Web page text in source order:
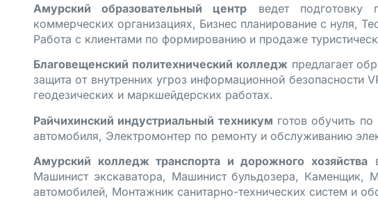
Амурский образовательный центр ведет подготовку
коммерческих организациях, Бизнес планирование с нуля,
Работа с клиентами по формированию и продаже
Благовещенский политехнический колледжпредлагает
защита от внутренних угроз информационной безопасности
геодезических и маркшейдерских работах.
Райчихинский индустриальный техникум готов обучить
автомобиля, Электромонтер по ремонту и обслуживанию
Амурский колледж транспорта и дорожного хозяйства
Машинист экскаватора, Машинист бульдозера, Каменщик,
автомобилей, Монтажник санитарно-технических систем и